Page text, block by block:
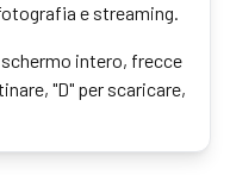
e streaming.
intero, frecce
"D" per scaricare,